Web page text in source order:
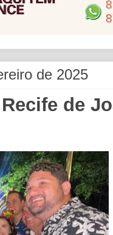
de 2025
de